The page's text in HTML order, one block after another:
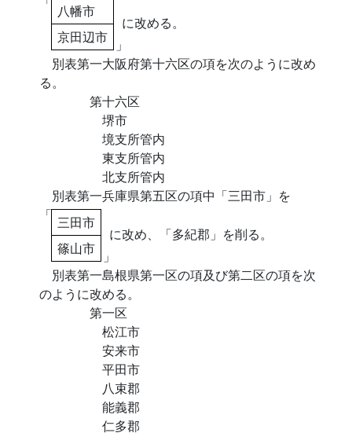
八幡市
京田辺市
」
に改める。
別表第一大阪府第十六区の項を次のように改め
る。
第十六区
堺市
境支所管内
東支所管内
北支所管内
別表第一兵庫県第五区の項中「三田市」を
「 三田市
篠山市
」
に改め、「多紀郡」を削る。
別表第一島根県第一区の項及び第二区の項を次
のように改める。
第一区
松江市
安来市
平田市
八束郡
能義郡
仁多郡